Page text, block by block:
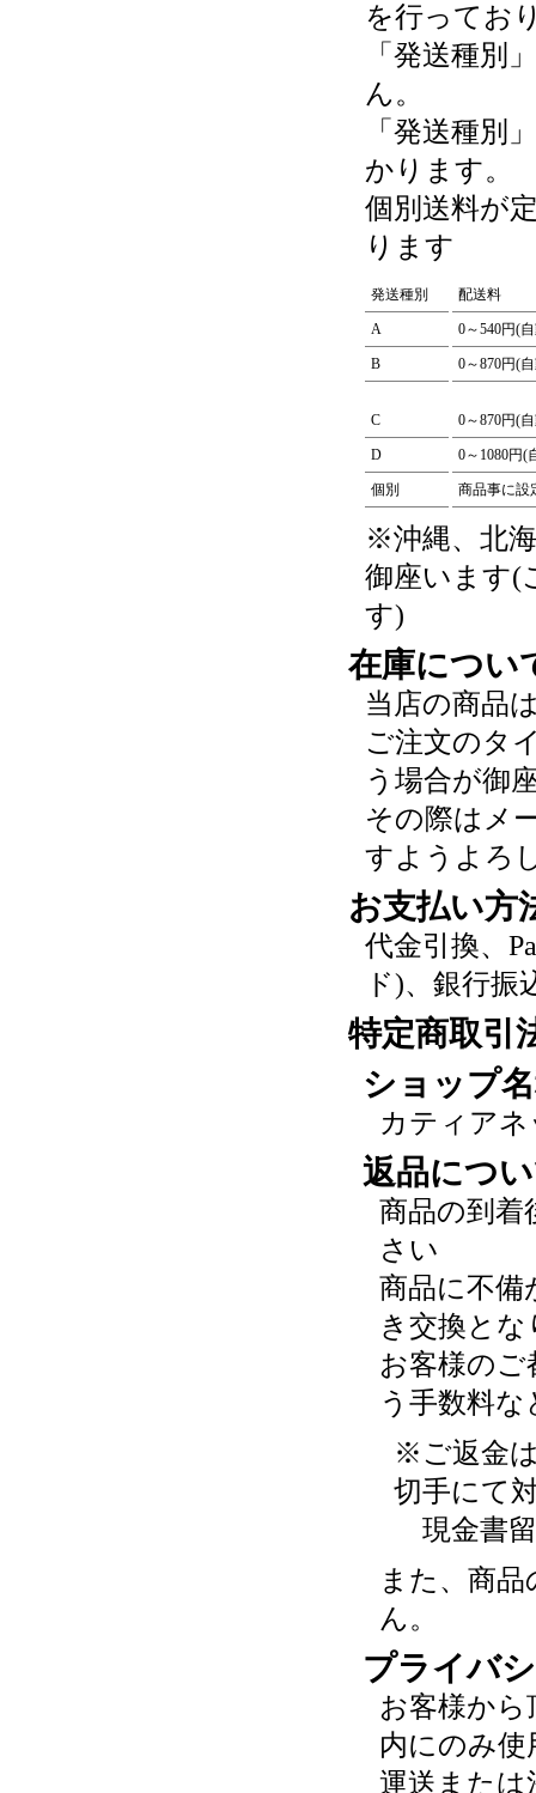
を行ってお
「発送種別
ん。
「発送種別
かります。
個別送料が
ります
発送種別 配送料
A 0～540円(
B 0～870円(
C 0～870円(
D 0～1080円(
個別 商品事に設
※沖縄、北
御座います(
す)
在庫につい
当店の商品
ご注文のタ
う場合が御
その際はメ
すようよろ
お支払い方
代金引換、
ド)、銀行振
特定商取引
ショップ
カティア
返品につ
商品の到着
さい
商品に不備
き交換と
お客様のご
う手数料
※ご返金
切手にて
現金書
また、商
ん。
プライバ
お客様か
内にのみ
運送または